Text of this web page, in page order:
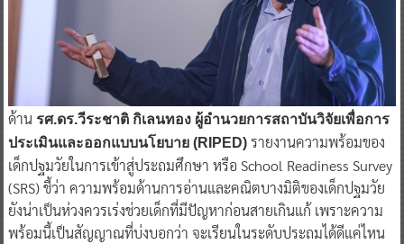
ด้าน รศ.ดร.วีระชาติ กิเลนทอง ผู้อำนวยการสถาบันวิจัยเพื่อการ
ประเมินและออกแบบนโยบาย (RIPED)รายงานความพร้อมของ
เด็กปฐมวัยในการเข้าสู่ประถมศึกษา หรือ School Readiness Survey
(SRS) ชี้ว่า ความพร้อมด้านการอ่านและคณิตบางมิติของเด็กปฐมวัย
ยังน่าเป็นห่วงควรเร่งช่วยเด็กที่มีปัญหาก่อนสายเกินแก้ เพราะความ
พร้อมนี้เป็นสัญญาณที่บ่งบอกว่า จะเรียนในระดับประถมได้ดีแค่ไหน